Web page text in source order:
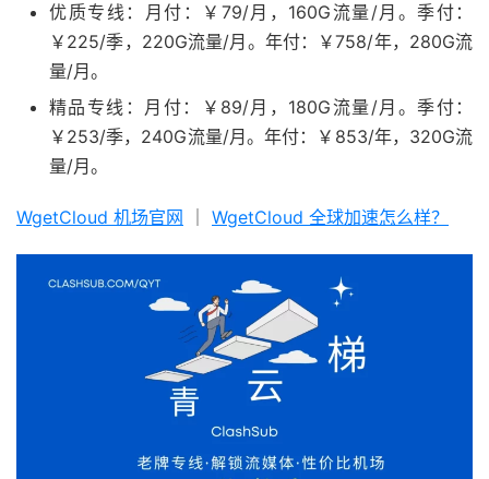
优质专线：月付：￥79/月，160G流量/月。季付：
￥225/季，220G流量/月。年付：￥758/年，280G流
量/月。
精品专线：月付：￥89/月，180G流量/月。季付：
￥253/季，240G流量/月。年付：￥853/年，320G流
量/月。
WgetCloud 机场官网 WgetCloud 全球加速怎么样？